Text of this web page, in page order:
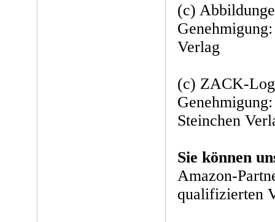
(c)
Verlag
(c) ZACK-
Steinchen
Sie können
Amazon-
qualifizierten